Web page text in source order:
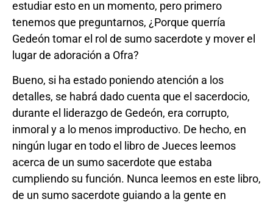
estudiar esto en un momento, pero primero
tenemos que preguntarnos, ¿Porque querría
Gedeón tomar el rol de sumo sacerdote y mover el
lugar de adoración a Ofra?
Bueno, si ha estado poniendo atención a los
detalles, se habrá dado cuenta que el sacerdocio,
durante el liderazgo de Gedeón, era corrupto,
inmoral y a lo menos improductivo. De hecho, en
ningún lugar en todo el libro de Jueces leemos
acerca de un sumo sacerdote que estaba
cumpliendo su función. Nunca leemos en este libro,
de un sumo sacerdote guiando a la gente en